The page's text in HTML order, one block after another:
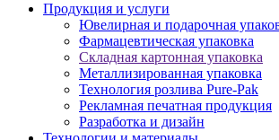
Продукция и услуги
Ювелирная и подарочная
Фармацевтическая упаковка
Складная картонная упаковка
Металлизированная упаковка
Технология розлива Pure-Pak
Рекламная печатная продукция
Разработка и дизайн